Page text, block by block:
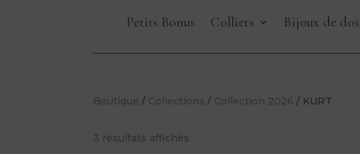
Petits Bonus Colliers Bijoux de dos
Boutique / Collections / Collection 2026 / KURT
3 résultats affichés